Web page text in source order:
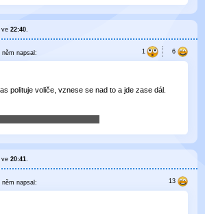
ve22:40.
něm napsal:
polituje voliče, vznese se nad to a jde zase dál.
ve20:41.
něm napsal: